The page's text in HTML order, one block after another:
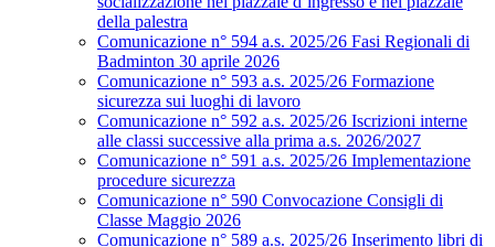
della palestra
Comunicazione n° 594 a.s. 2025/26 Fasi Regionali di
Badminton 30 aprile 2026
Comunicazione n° 593 a.s. 2025/26 Formazione
sicurezza sui luoghi di lavoro
Comunicazione n° 592 a.s. 2025/26 Iscrizioni interne
alle classi successive alla prima a.s. 2026/2027
Comunicazione n° 591 a.s. 2025/26 Implementazione
procedure sicurezza
Comunicazione n° 590 Convocazione Consigli di
Classe Maggio 2026
Comunicazione n° 589 a.s. 2025/26 Inserimento libri di